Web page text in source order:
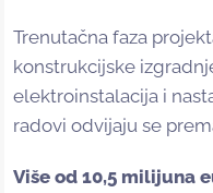
Trenutačna faza
konstrukcijske
elektroinstalacija i
radovi odvijaju se
Više od 10,5 milijuna